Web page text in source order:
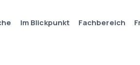
Im Blickpunkt Fachbereich